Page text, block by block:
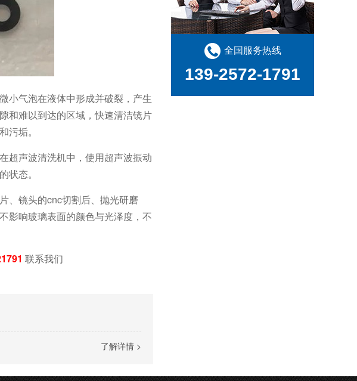
小气泡在液体中形成并破裂，产生
和难以到达的区域，快速清洁镜片
污垢。
超声波清洗机中，使用超声波振动
态。
、镜头的cnc切割后、抛光研磨
影响玻璃表面的颜色与光泽度，不
联系我们
了解详情 >
全国服务热线
139-2572-1791